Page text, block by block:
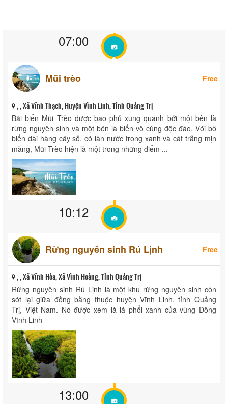
07:00
Mũi trèo Free
, , Xã Vĩnh Thạch, Huyện Vĩnh Linh, Tỉnh Quảng Trị
Bãi biển Mũi Trèo được bao phủ xung quanh bởi một bên là
rừng nguyên sinh và một bên là biển vô cùng độc đáo. Với bờ
biển dài hàng cây số, có làn nước trong xanh và cát trắng mịn
màng, Mũi Trèo hiện là một trong những điểm ...
10:12
Rừng nguyên sinh Rú Lịnh Free
, , Xã Vĩnh Hòa, Xã Vĩnh Hoàng, Tỉnh Quảng Trị
Rừng nguyên sinh Rú Lịnh là một khu rừng nguyên sinh còn
sót lại giữa đồng bằng thuộc huyện Vĩnh Linh, tỉnh Quảng
Trị, Việt Nam. Nó được xem là lá phổi xanh của vùng Đông
Vĩnh Linh
13:00